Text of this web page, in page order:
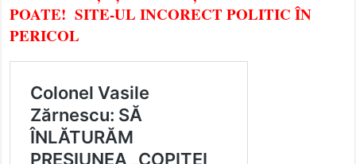
POATE! SITE-UL INCORECT POLITIC ÎN
PERICOL